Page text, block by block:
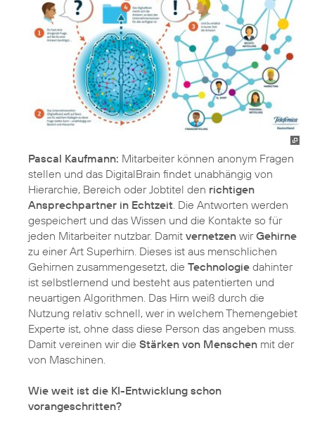
Pascal Kaufmann: Mitarbeiter können anonym Fragen
stellen und das DigitalBrain findet unabhängig von
Hierarchie, Bereich oder Jobtitel den richtigen
Ansprechpartner in Echtzeit. Die Antworten werden
gespeichert und das Wissen und die Kontakte so für
jeden Mitarbeiter nutzbar. Damit vernetzen wirGehirne
zu einer Art Superhirn. Dieses ist aus menschlichen
Gehirnen zusammengesetzt, die Technologie dahinter
ist selbstlernend und besteht aus patentierten und
neuartigen Algorithmen. Das Hirn weiß durch die
Nutzung relativ schnell, wer in welchem Themengebiet
Experte ist, ohne dass diese Person das angeben muss.
Damit vereinen wir die Stärken von Menschen mit der
von Maschinen.
Wie weit ist die KI-Entwicklung schon
vorangeschritten?